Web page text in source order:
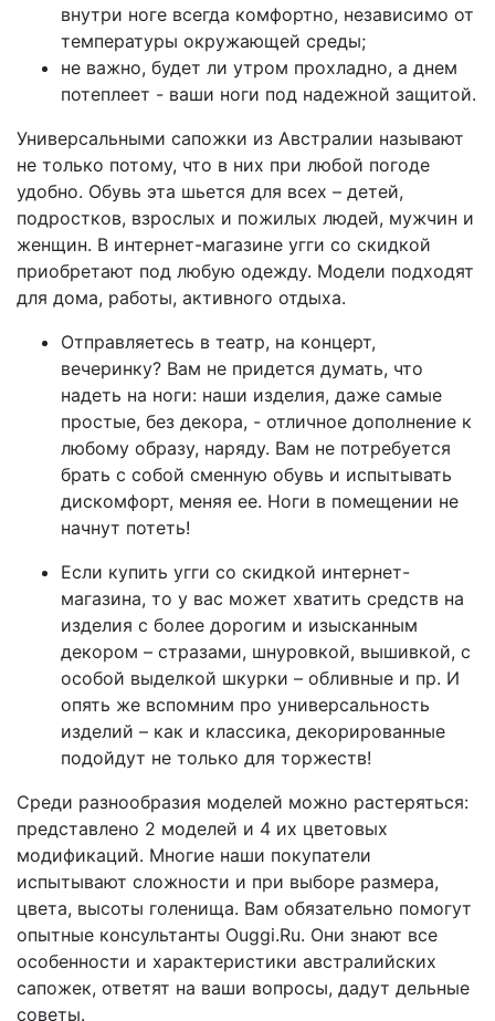
внутри ноге всегда комфортно, независимо от
температуры окружающей среды;
не важно, будет ли утром прохладно, а днем
потеплеет - ваши ноги под надежной защитой.
Универсальными сапожки из Австралии называют
не только потому, что в них при любой погоде
удобно. Обувь эта шьется для всех – детей,
подростков, взрослых и пожилых людей, мужчин и
женщин. В интернет-магазине угги со скидкой
приобретают под любую одежду. Модели подходят
для дома, работы, активного отдыха.
Отправляетесь в театр, на концерт,
вечеринку? Вам не придется думать, что
надеть на ноги: наши изделия, даже самые
простые, без декора, - отличное дополнение к
любому образу, наряду. Вам не потребуется
брать с собой сменную обувь и испытывать
дискомфорт, меняя ее. Ноги в помещении не
начнут потеть!
Если купить угги со скидкой интернет-
магазина, то у вас может хватить средств на
изделия с более дорогим и изысканным
декором – стразами, шнуровкой, вышивкой, с
особой выделкой шкурки – обливные и пр. И
опять же вспомним про универсальность
изделий – как и классика, декорированные
подойдут не только для торжеств!
Среди разнообразия моделей можно растеряться:
представлено 2 моделей и 4 их цветовых
модификаций. Многие наши покупатели
испытывают сложности и при выборе размера,
цвета, высоты голенища. Вам обязательно помогут
опытные консультанты Ouggi.Ru. Они знают все
особенности и характеристики австралийских
сапожек, ответят на ваши вопросы, дадут дельные
советы.